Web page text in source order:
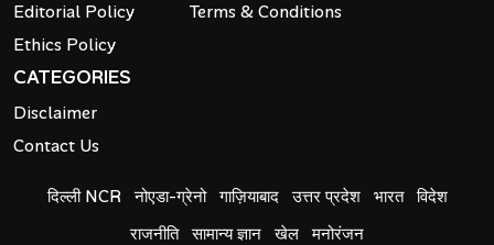
Editorial Policy
Ethics Policy
Terms & Conditions
CATEGORIES
Disclaimer
Contact Us
दिल्ली NCR नोएडा-ग्रेनो गाज़ियाबाद उत्तर प्रदेश भारत विदेश
राजनीति सामान्य ज्ञान खेल मनोरंजन